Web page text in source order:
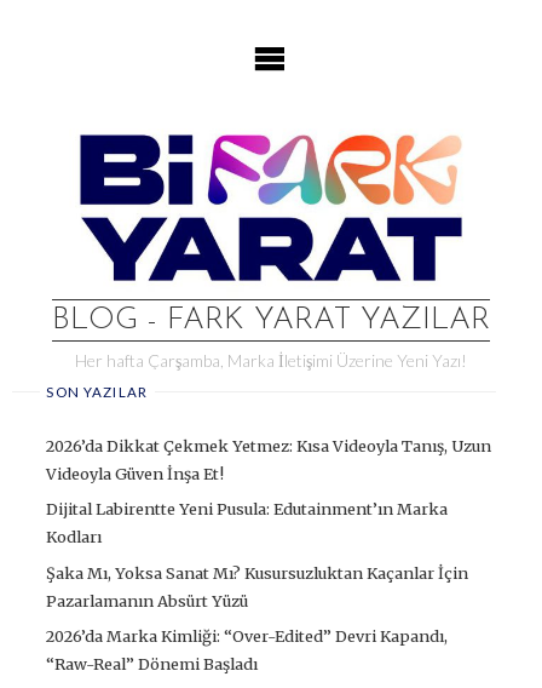
BLOG - FARK YARAT YAZILAR
Her hafta Çarşamba, Marka İletişimi Üzerine Yeni Yazı!
SON YAZILAR
2026’da Dikkat Çekmek Yetmez: Kısa Videoyla Tanış, Uzun
Videoyla Güven İnşa Et!
Dijital Labirentte Yeni Pusula: Edutainment’ın Marka
Kodları
Şaka Mı, Yoksa Sanat Mı? Kusursuzluktan Kaçanlar İçin
Pazarlamanın Absürt Yüzü
2026’da Marka Kimliği: “Over-Edited” Devri Kapandı,
“Raw-Real” Dönemi Başladı